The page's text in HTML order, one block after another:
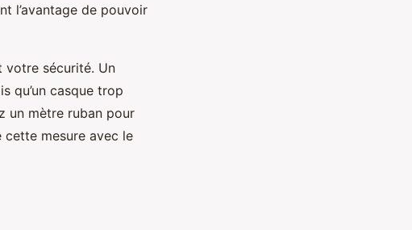
l’avantage de pouvoir
votre sécurité. Un
qu’un casque trop
un mètre ruban pour
mesure avec le